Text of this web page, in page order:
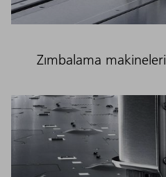
Zımbalama makineleri